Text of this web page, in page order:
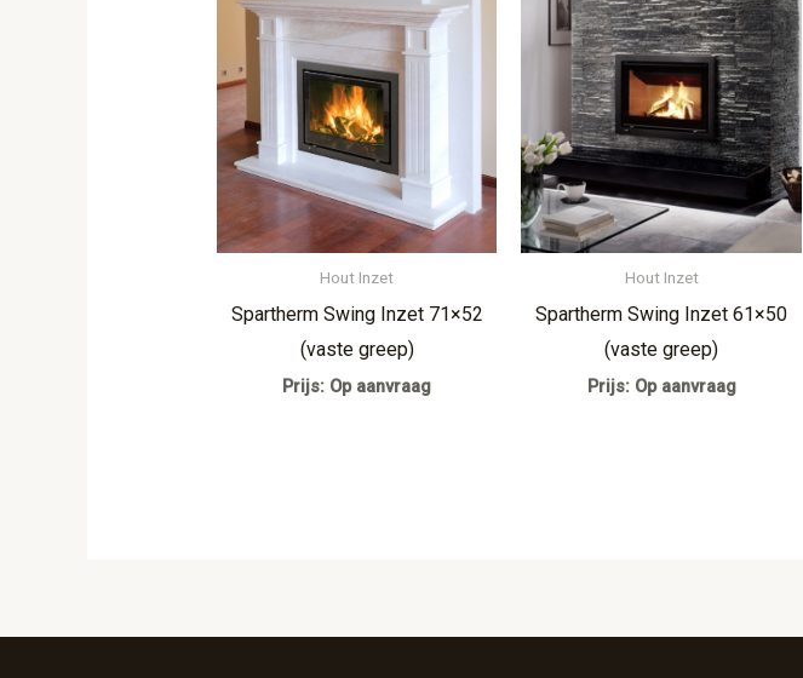
Hout Inzet
Spartherm Swing Inzet 71×52
(vaste greep)
Prijs: Op aanvraag
Hout Inzet
Spartherm Swing Inzet 61×50
(vaste greep)
Prijs: Op aanvraag